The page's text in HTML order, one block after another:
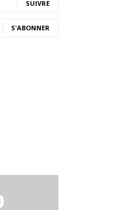
SUIVRE
S'ABONNER